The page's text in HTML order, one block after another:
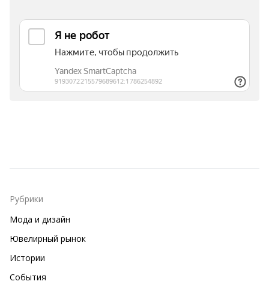
Рубрики
Мода и дизайн
Ювелирный рынок
Истории
События